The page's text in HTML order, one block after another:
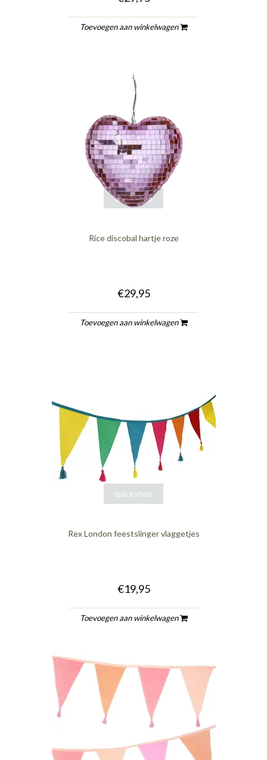
Toevoegen aan winkelwagen
quickshop
Rice discobal hartje roze
€29,95
Toevoegen aan winkelwagen
quickshop
Rex London feestslinger vlaggetjes
€19,95
Toevoegen aan winkelwagen